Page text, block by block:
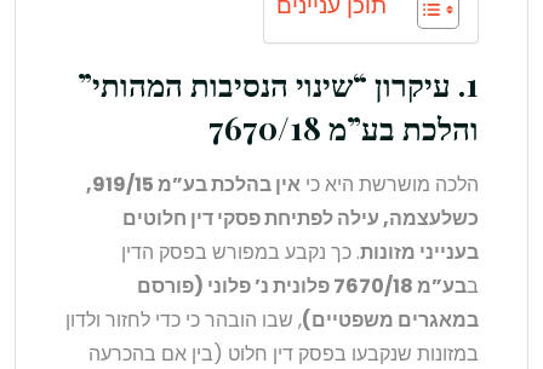
1. עיקרון “שינוי הנסיבות המהותי”
והלכת בע”מ 7670/18
הלכה מושרשת היא כי
אין בהלכת בע”מ 919/15,
כשלעצמה, עילה לפתיחת פסקי דין חלוטים
בענייני מזונות. כך נקבע במפורש בפסק הדין
ב
בע”מ 7670/18 פלונית נ’ פלוני (פורסם
במאגרים משפטיים), שבו הובהר כי כדי לחזור ולדון
במזונות שנקבעו בפסק דין חלוט (בין אם בהכרעה